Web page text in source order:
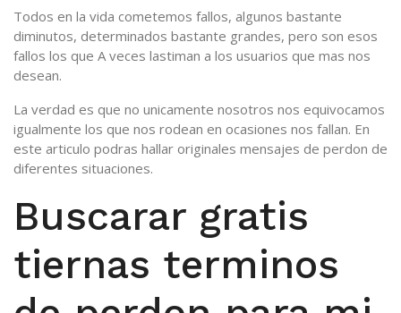
Todos en la vida cometemos fallos, algunos bastante
diminutos, determinados bastante grandes, pero son esos
fallos los que A veces lastiman a los usuarios que mas nos
desean.
La verdad es que no unicamente nosotros nos equivocamos
igualmente los que nos rodean en ocasiones nos fallan. En
este articulo podras hallar originales mensajes de perdon de
diferentes situaciones.
Buscarar gratis
tiernas terminos